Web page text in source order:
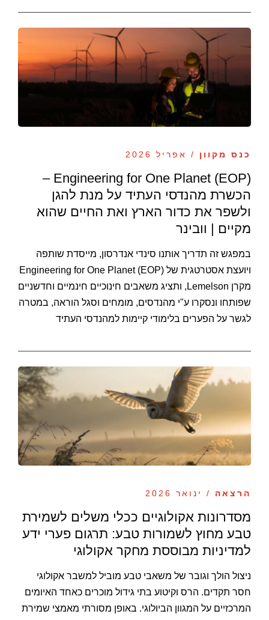
כנס מקוון / אפריל 2026
Engineering for One Planet (EOP) –
הכשרת מהנדסי העתיד על מנת להגן
ולשפר את כדור הארץ ואת החיים שהוא
מקיים | וובינר
במפגש זה תדריך אותנו סינדי אנדרסון, מייסדת שותפה
ויועצת אסטרטגית של Engineering for One Planet (EOP)
מקרן Lemelson, ותציג משאבים חינוכיים חינמיים וחדשניים
שפותחו ונסקרו ע"י מהנדסים, מומחים וסגל הוראה, במטרה
לגשר על הפערים בלימודי קיימות למהנדסי העתיד
הרצאה / ינואר 2026
מסדרונות אקולוגיים ככלי משלים לשמירת
טבע מחוץ לשמורות טבע: תרגום פערי ידע
למדיניות מבוססת מחקר אקולוגי
ניצול הולך וגובר של משאבי טבע מוביל למשבר אקולוגי
חסר תקדים. הרס וקיטוע בתי גידול מוכרים כאחד האיומים
המרכזיים על המגוון הביולוגי. באופן מסורתי מאמצי שמירת